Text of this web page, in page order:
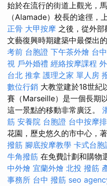
始於在流行的街道上觀光，
（Alamade）校長的途徑，
正骨 大甲按摩 之後，從外
文藝復興時期建築中最傑出
考前 台胞證 下午茶外燴 台
視 戶外婚禮 經絡按摩課程
台北 推拿 護理之家 單人房
數位行銷 大教堂建於18世紀
賽（Marseille）是一個長期
這一景點的移動非常廣泛。
筋 安養院 台胞證 台中按摩
花園，歷史悠久的市中心，
撥筋 腳底按摩教學 卡式台胞
牛角撥筋 在免費計劃和購物
中外燴 宜蘭外燴 北投 撥筋
事務所 台中 撥筋 seo